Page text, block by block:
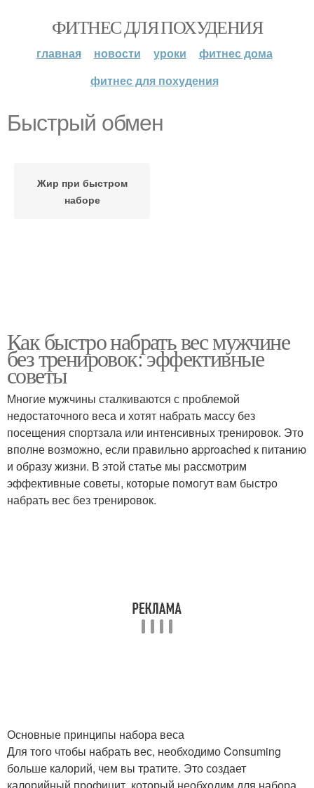
ФИТНЕС ДЛЯ ПОХУДЕНИЯ
главная новости уроки
фитнес дома
фитнес для похудения
Быстрый обмен
Жир при быстром
наборе
Как быстро набрать вес мужчине
без тренировок: эффективные
советы
Многие мужчины сталкиваются с проблемой
недостаточного веса и хотят набрать массу без
посещения спортзала или интенсивных тренировок. Это
вполне возможно, если правильно approached к питанию
и образу жизни. В этой статье мы рассмотрим
эффективные советы, которые помогут вам быстро
набрать вес без тренировок.
Основные принципы набора веса
Для того чтобы набрать вес, необходимо Consuming
больше калорий, чем вы тратите. Это создает